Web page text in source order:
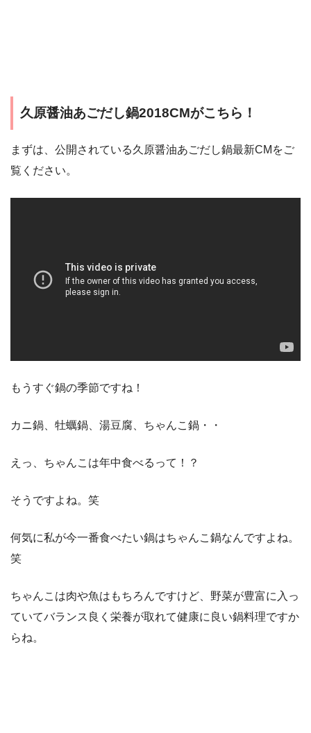
久原醤油あごだし鍋2018CMがこちら！
まずは、公開されている久原醤油あごだし鍋最新CMをご
覧ください。
もうすぐ鍋の季節ですね！
カニ鍋、牡蠣鍋、湯豆腐、ちゃんこ鍋・・
えっ、ちゃんこは年中食べるって！？
そうですよね。笑
何気に私が今一番食べたい鍋はちゃんこ鍋なんですよね。
笑
ちゃんこは肉や魚はもちろんですけど、野菜が豊富に入っ
ていてバランス良く栄養が取れて健康に良い鍋料理ですか
らね。